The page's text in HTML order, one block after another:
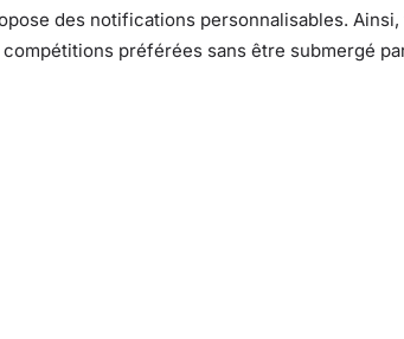
des notifications personnalisables.
préférées sans être submergé